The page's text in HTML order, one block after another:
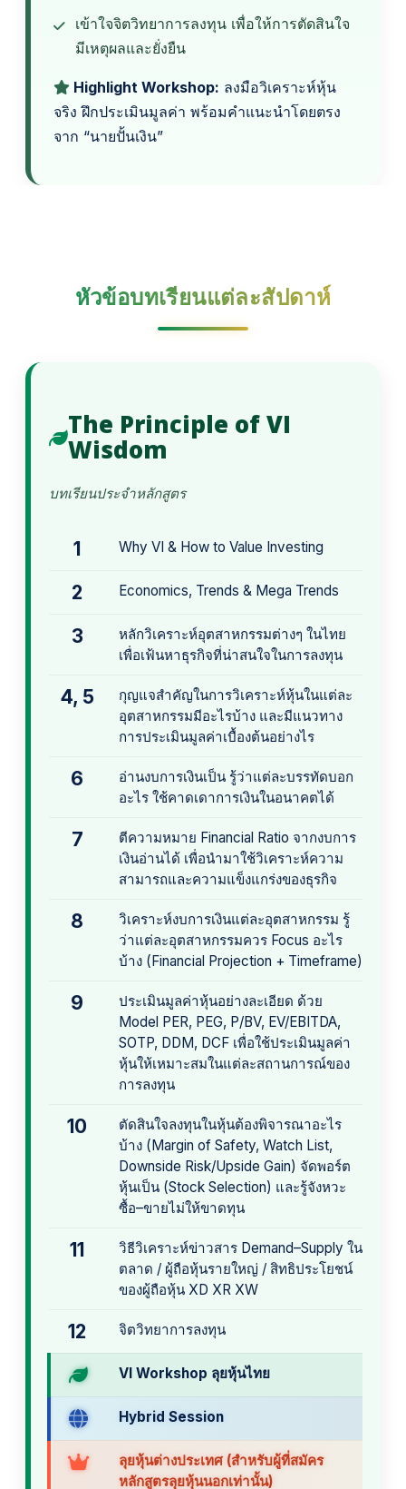
เข้าใจจิตวิทยาการลงทุน เพื่อให้การตัดสินใจ
มีเหตุผลและยั่งยืน
Highlight Workshop: ลงมือวิเคราะห์หุ้น
จริง ฝึกประเมินมูลค่า พร้อมคำแนะนำโดยตรง
จาก “นายปั้นเงิน”
หัวข้อบทเรียนแต่ละสัปดาห์
The Principle of VI
Wisdom
บทเรียนประจำหลักสูตร
1 Why VI & How to Value Investing
2 Economics, Trends & Mega Trends
3
หลักวิเคราะห์อุตสาหกรรมต่างๆ ในไทย
เพื่อเฟ้นหาธุรกิจที่น่าสนใจในการลงทุน
4, 5
กุญแจสำคัญในการวิเคราะห์หุ้นในแต่ละ
อุตสาหกรรมมีอะไรบ้าง และมีแนวทาง
การประเมินมูลค่าเบื้องต้นอย่างไร
6
อ่านงบการเงินเป็น รู้ว่าแต่ละบรรทัดบอก
อะไร ใช้คาดเดาการเงินในอนาคตได้
7
ตีความหมาย Financial Ratio จากงบการ
เงินอ่านได้ เพื่อนำมาใช้วิเคราะห์ความ
สามารถและความแข็งแกร่งของธุรกิจ
8
วิเคราะห์งบการเงินแต่ละอุตสาหกรรม รู้
ว่าแต่ละอุตสาหกรรมควร Focus อะไร
บ้าง (Financial Projection + Timeframe)
9
ประเมินมูลค่าหุ้นอย่างละเอียด ด้วย
Model PER, PEG, P/BV, EV/EBITDA,
SOTP, DDM, DCF เพื่อใช้ประเมินมูลค่า
หุ้นให้เหมาะสมในแต่ละสถานการณ์ของ
การลงทุน
10
ตัดสินใจลงทุนในหุ้นต้องพิจารณาอะไร
บ้าง (Margin of Safety, Watch List,
Downside Risk/Upside Gain) จัดพอร์ต
หุ้นเป็น (Stock Selection) และรู้จังหวะ
ซื้อ–ขายไม่ให้ขาดทุน
11
วิธีวิเคราะห์ข่าวสาร Demand–Supply ใน
ตลาด / ผู้ถือหุ้นรายใหญ่ / สิทธิประโยชน์
ของผู้ถือหุ้น XD XR XW
12 จิตวิทยาการลงทุน
VI Workshop ลุยหุ้นไทย
Hybrid Session
ลุยหุ้นต่างประเทศ (สำหรับผู้ที่สมัคร
หลักสูตรลุยหุ้นนอกเท่านั้น)